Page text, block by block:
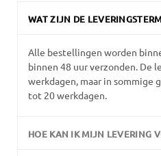
WAT ZIJN DE
Alle bestellingen worden
binnen 48 uur verzonden. De
werkdagen, maar in sommige
tot 20 werkdagen.
HOE KAN IK MIJN LEVERING